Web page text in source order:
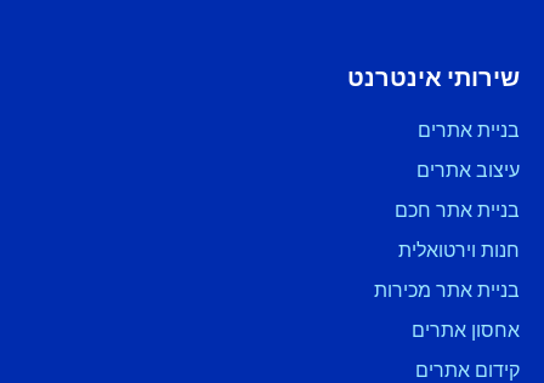
שירותי אינטרנט
בניית אתרים
עיצוב אתרים
בניית אתר חכם
חנות וירטואלית
בניית אתר מכירות
אחסון אתרים
קידום אתרים